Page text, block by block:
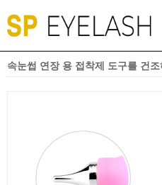
속눈썹 연장 용 접착제 도구를 건